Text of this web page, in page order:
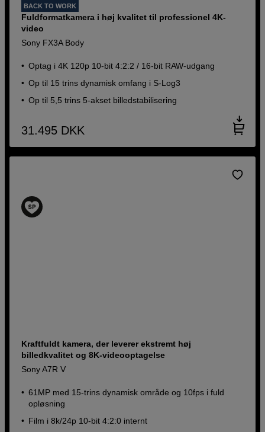
BACK TO WORK
Fuldformatkamera i høj kvalitet til professionel 4K-
video
Sony FX3A Body
Optag i 4K 120p 10-bit 4:2:2 / 16-bit RAW-udgang
Op til 15 trins dynamisk omfang i S-Log3
Op til 5,5 trins 5-akset billedstabilisering
31.495 DKK
Kraftfuldt kamera, der leverer ekstremt høj
billedkvalitet og 8K-videooptagelse
Sony A7R V
61MP med 15-trins dynamisk område og 10fps i fuld
opløsning
Film i 8k/24p 10-bit 4:2:0 internt